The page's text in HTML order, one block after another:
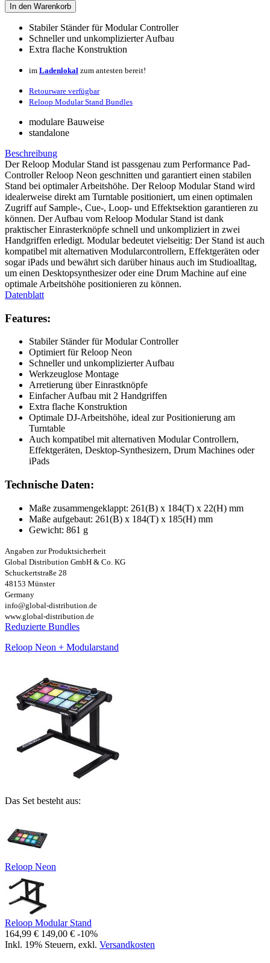
In den Warenkorb
Stabiler Ständer für Modular Controller
Schneller und unkomplizierter Aufbau
Extra flache Konstruktion
im Ladenlokal zum antesten bereit!
Retourware verfügbar
Reloop Modular Stand Bundles
modulare Bauweise
standalone
Beschreibung
Der Reloop Modular Stand ist passgenau zum Performance Pad-
Controller Reloop Neon geschnitten und garantiert einen stabilen
Stand bei optimaler Arbeitshöhe. Der Reloop Modular Stand wird
idealerweise direkt am Turntable positioniert, um einen optimalen
Zugriff auf Sample-, Cue-, Loop- und Effektsektion garantieren zu
können. Der Aufbau vom Reloop Modular Stand ist dank
praktischer Einrasterknöpfe schnell und unkompliziert in zwei
Handgriffen erledigt. Modular bedeutet vielseitig: Der Stand ist auch
kompatibel mit alternativen Modularcontrollern, Effektgeräten oder
sogar iPads und bewährt sich darüber hinaus auch im Studioalltag,
um einen Desktopsynthesizer oder eine Drum Machine auf eine
optimale Arbeitshöhe positionieren zu können.
Datenblatt
Features:
Stabiler Ständer für Modular Controller
Optimiert für Reloop Neon
Schneller und unkomplizierter Aufbau
Werkzeuglose Montage
Arretierung über Einrastknöpfe
Einfacher Aufbau mit 2 Handgriffen
Extra flache Konstruktion
Optimale DJ-Arbeitshöhe, ideal zur Positionierung am
Turntable
Auch kompatibel mit alternativen Modular Controllern,
Effektgeräten, Desktop-Synthesizern, Drum Machines oder
iPads
Technische Daten:
Maße zusammengeklappt: 261(B) x 184(T) x 22(H) mm
Maße aufgebaut: 261(B) x 184(T) x 185(H) mm
Gewicht: 861 g
Angaben zur Produktsicherheit
Global Distribution GmbH & Co. KG
Schuckertstraße 28
48153 Münster
Germany
info@global-distribution.de
www.global-distribution.de
Reduzierte Bundles
Reloop Neon + Modularstand
Das Set besteht aus:
Reloop Neon
Reloop Modular Stand
164,99 € 149,00 € -10%
Inkl. 19% Steuern, exkl. Versandkosten